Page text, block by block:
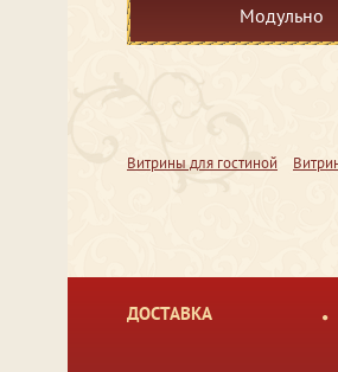
Модульно
Витрины для гостиной
ДОСТАВКА